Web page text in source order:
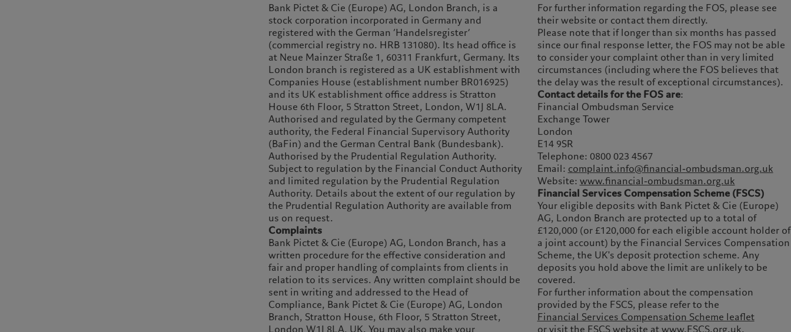
Bank Pictet & Cie (Europe) AG, London Branch, is a
stock corporation incorporated in Germany and
registered with the German ‘Handelsregister’
(commercial registry no. HRB 131080). Its head office is
at Neue Mainzer Straße 1, 60311 Frankfurt, Germany. Its
London branch is registered as a UK establishment with
Companies House (establishment number BR016925)
and its UK establishment office address is Stratton
House 6th Floor, 5 Stratton Street, London, W1J 8LA.
Authorised and regulated by the Germany competent
authority, the Federal Financial Supervisory Authority
(BaFin) and the German Central Bank (Bundesbank).
Authorised by the Prudential Regulation Authority.
Subject to regulation by the Financial Conduct Authority
and limited regulation by the Prudential Regulation
Authority. Details about the extent of our regulation by
the Prudential Regulation Authority are available from
us on request.
Complaints
Bank Pictet & Cie (Europe) AG, London Branch, has a
written procedure for the effective consideration and
fair and proper handling of complaints from clients in
relation to its services. Any written complaint should be
sent in writing and addressed to the Head of
Compliance, Bank Pictet & Cie (Europe) AG, London
Branch, Stratton House, 6th Floor, 5 Stratton Street,
London W1J 8LA, UK. You may also make your
For further information regarding the FOS, please see
their website or contact them directly.
Please note that if longer than six months has passed
since our final response letter, the FOS may not be able
to consider your complaint other than in very limited
circumstances (including where the FOS believes that
the delay was the result of exceptional circumstances).
Contact details for the FOS are:
Financial Ombudsman Service
Exchange Tower
London
E14 9SR
Telephone: 0800 023 4567
Email: complaint.info@financial-ombudsman.org.uk
Website: www.financial-ombudsman.org.uk
Financial Services Compensation Scheme (FSCS)
Your eligible deposits with Bank Pictet & Cie (Europe)
AG, London Branch are protected up to a total of
£120,000 (or £120,000 for each eligible account holder of
a joint account) by the Financial Services Compensation
Scheme, the UK's deposit protection scheme. Any
deposits you hold above the limit are unlikely to be
covered.
For further information about the compensation
provided by the FSCS, please refer to the
Financial Services Compensation Scheme leaflet
or visit the FSCS website atwww.FSCS.org.uk.